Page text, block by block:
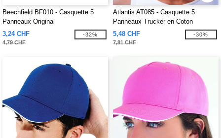
Beechfield BF010 - Casquette 5
Panneaux Original
3,24 CHF
4,79 CHF
-32%
Atlantis AT085 - Casquette 5
Panneaux Trucker en Coton
5,48 CHF
7,81 CHF
-30%